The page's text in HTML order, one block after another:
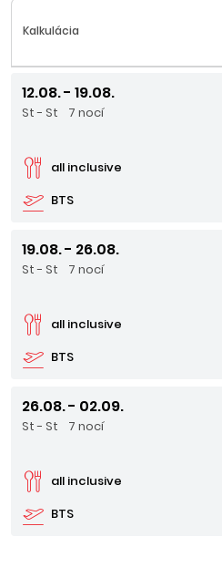
Kalkulácia
12.08. - 19.08.
St - St 7 nocí
BTS
all inclusive
19.08. - 26.08.
St - St 7 nocí
BTS
all inclusive
26.08. - 02.09.
St - St 7 nocí
BTS
all inclusive